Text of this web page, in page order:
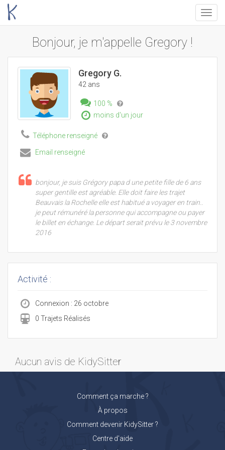
Menu
Bonjour, je m'appelle Gregory !
Gregory G.
42 ans
100 %
moins d'un jour
Téléphone renseigné
Email renseigné
bonjour, je suis Grégory papa d une petite fille de 6 ans
super gentille est agréable. Elle doit faire les trajet
Beauvais la Rochelle elle est habitué a voyager en train..
je peut rémunéré la personne qui accompagne ou payer
le billet en échange. Le départ serait prévu le 3 novembre
2016
Activité :
Connexion : 26 octobre
0 Trajets Réalisés
Aucun avis de KidySitter
Comment ça marche ?
À propos
Comment devenir KidySitter ?
Centre d'aide